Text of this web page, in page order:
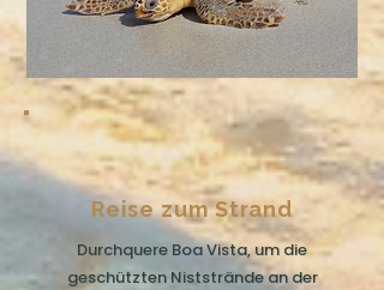
Reise zum Strand
Durchquere Boa Vista, um die
geschützten Niststrände an der